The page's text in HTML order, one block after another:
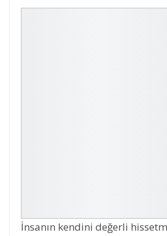
İnsanın kendini değerli